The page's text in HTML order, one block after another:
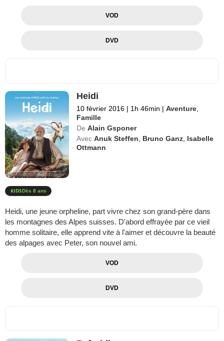
VOD
DVD
Heidi
10 février 2016 | 1h 46min | Aventure
Famille
De Alain Gsponer
Avec Anuk Steffen Bruno Ganz Isabelle
Ottmann
Dès 8 ans
Heidi, une jeune orpheline, part vivre chez son grand-père dans
les montagnes des Alpes suisses. D'abord effrayée par ce vieil
homme solitaire, elle apprend vite à l'aimer et découvre la beauté
des alpages avec Peter, son nouvel ami.
VOD
DVD